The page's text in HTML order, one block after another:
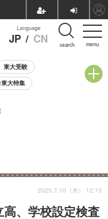
menu
Language
JP / CN search
東大受験
大特集
会
高、学校設定検査
2025.7.10（木） 12:15